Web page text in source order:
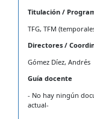
Titulación /
TFG, TFM
Directores /
Gómez Díez, Andrés
Guía docente
- No hay ningún
actual-